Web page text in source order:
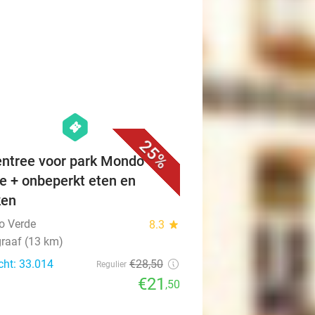
25%
hexagon
events
voor park Mondo
+ onbeperkt eten en
Verde 8.3 star
(13 km)
33.014
Regulier €28,50
€21 ,50